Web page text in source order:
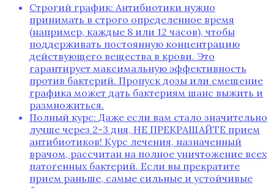
Строгий график: Антибиотики нужно
принимать в строго определенное время
(например‚ каждые 8 или 12 часов)‚ чтобы
поддерживать постоянную концентрацию
действующего вещества в крови. Это
гарантирует максимальную эффективность
против бактерий. Пропуск дозы или смещение
графика может дать бактериям шанс выжить и
размножиться.
Полный курс: Даже если вам стало значительно
лучше через 2-3 дня‚ НЕ ПРЕКРАЩАЙТЕ прием
антибиотиков! Курс лечения‚ назначенный
врачом‚ рассчитан на полное уничтожение всех
патогенных бактерий. Если вы прекратите
прием раньше‚ самые сильные и устойчивые